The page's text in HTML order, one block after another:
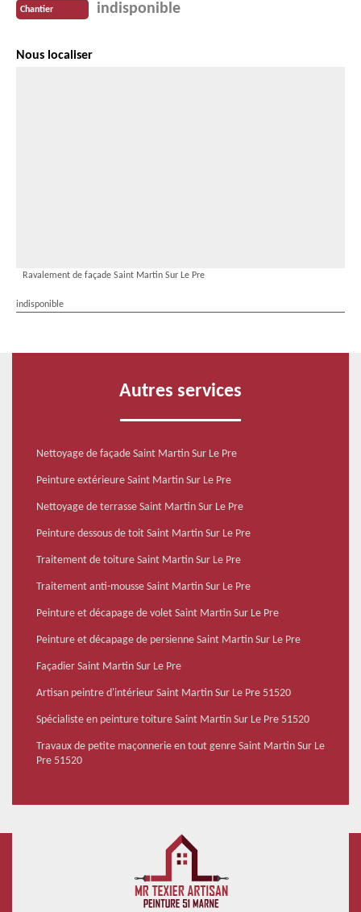
Chantier indisponible
Nous localiser
Ravalement de façade Saint Martin Sur Le Pre
indisponible
Autres services
Nettoyage de façade Saint Martin Sur Le Pre
Peinture extérieure Saint Martin Sur Le Pre
Nettoyage de terrasse Saint Martin Sur Le Pre
Peinture dessous de toit Saint Martin Sur Le Pre
Traitement de toiture Saint Martin Sur Le Pre
Traitement anti-mousse Saint Martin Sur Le Pre
Peinture et décapage de volet Saint Martin Sur Le Pre
Peinture et décapage de persienne Saint Martin Sur Le Pre
Façadier Saint Martin Sur Le Pre
Artisan peintre d'intérieur Saint Martin Sur Le Pre 51520
Spécialiste en peinture toiture Saint Martin Sur Le Pre 51520
Travaux de petite maçonnerie en tout genre Saint Martin Sur Le
Pre 51520